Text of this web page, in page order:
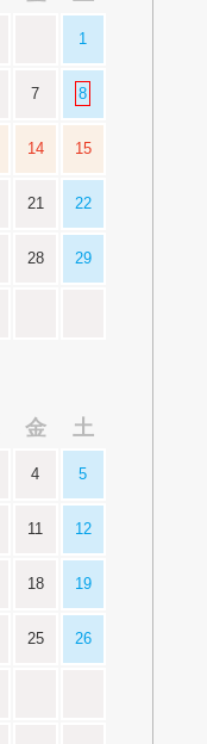
1
7 8
14 15
21 22
28 29
金 土
4 5
11 12
18 19
25 26